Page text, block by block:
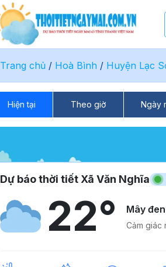
Trang chủ / Hoà Bình / Huyện Lạc
Hiện tại Theo giờ Ngày
Dự báo thời tiết Xã Văn Nghĩa
22° Mây
Cảm giác